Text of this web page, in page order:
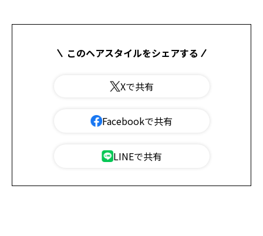
このヘアスタイルをシェアする
Xで共有
Facebookで共有
LINEで共有